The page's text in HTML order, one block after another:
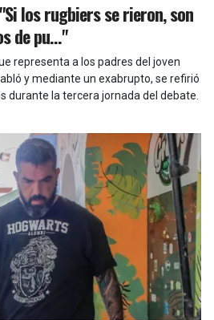
los rugbiers se rieron, son
de pu..."
representa a los padres del joven
y mediante un exabrupto, se refirió
durante la tercera jornada del debate.